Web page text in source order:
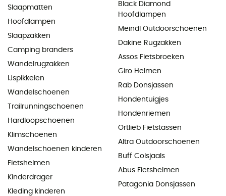
Slaapmatten
Hoofdlampen
Slaapzakken
Camping branders
Wandelrugzakken
IJspikkelen
Wandelschoenen
Trailrunningschoenen
Hardloopschoenen
Klimschoenen
Wandelschoenen kinderen
Fietshelmen
Kinderdrager
Kleding kinderen
Black Diamond
Hoofdlampen
Meindl Outdoorschoenen
Dakine Rugzakken
Assos Fietsbroeken
Giro Helmen
Rab Donsjassen
Hondentuigjes
Hondenriemen
Ortlieb Fietstassen
Altra Outdoorschoenen
Buff Colsjaals
Abus Fietshelmen
Patagonia Donsjassen